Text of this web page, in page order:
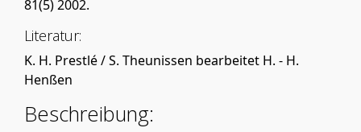
81(5) 2002.
Literatur:
K. H. Prestlé / S. Theunissen bearbeitet H. - H.
Henßen
Beschreibung: